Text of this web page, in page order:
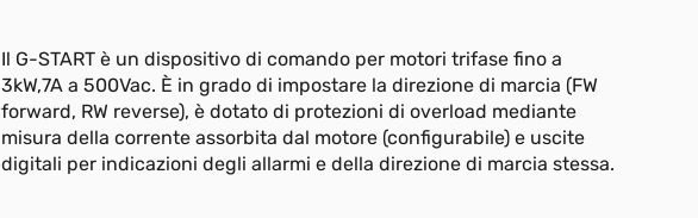
Il G-START è un dispositivo di comando per motori trifase fino a
3kW,7A a 500Vac. È in grado di impostare la direzione di marcia (FW
forward, RW reverse), è dotato di protezioni di overload mediante
misura della corrente assorbita dal motore (configurabile) e uscite
digitali per indicazioni degli allarmi e della direzione di marcia stessa.